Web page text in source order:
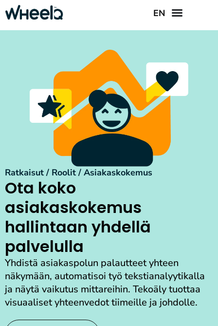
EN
Ratkaisut / Roolit / Asiakaskokemus
Ota koko
asiakaskokemus
hallintaan yhdellä
palvelulla
Yhdistä asiakaspolun palautteet yhteen
näkymään, automatisoi työ tekstianalyytikalla
ja näytä vaikutus mittareihin. Tekoäly tuottaa
visuaaliset yhteenvedot tiimeille ja johdolle.